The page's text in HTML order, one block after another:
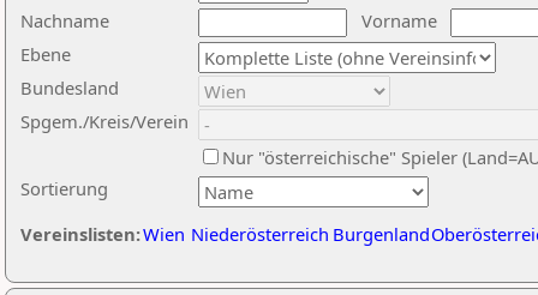
Nachname
Vorname
Ebene
Sortierung
Bundesland
Spgem./Kreis/Verein
Nur "österreichische" Spieler
Vereinslisten:Wien Niederösterreich Burgenland